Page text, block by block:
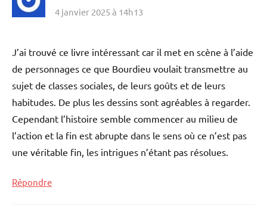
4 janvier 2025 à 14h13
J’ai trouvé ce livre intéressant car il met en scène à l’aide
de personnages ce que Bourdieu voulait transmettre au
sujet de classes sociales, de leurs goûts et de leurs
habitudes. De plus les dessins sont agréables à regarder.
Cependant l’histoire semble commencer au milieu de
l’action et la fin est abrupte dans le sens où ce n’est pas
une véritable fin, les intrigues n’étant pas résolues.
Répondre